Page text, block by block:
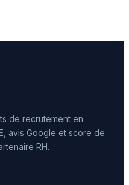
de recrutement en
avis Google et score de
RH.